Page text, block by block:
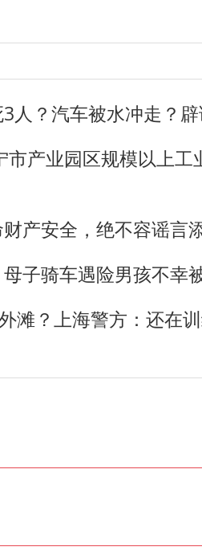
人？汽车被水冲走？
市产业园区规模以上工
产安全，绝不容谣言
子骑车遇险男孩不幸
滩？上海警方：还在